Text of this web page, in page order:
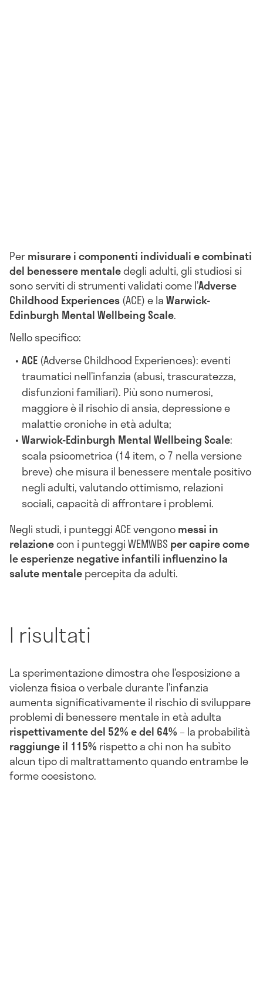
Permisurare i componenti individuali e combinati
del benessere mentaledegli adulti, gli studiosi si
sono serviti di strumenti validati come l’Adverse
Childhood Experiences(ACE) e laWarwick-
Edinburgh Mental Wellbeing Scale.
Nello specifico:
ACE(Adverse Childhood Experiences): eventi
traumatici nell’infanzia (abusi, trascuratezza,
disfunzioni familiari). Più sono numerosi,
maggiore è il rischio di ansia, depressione e
malattie croniche in età adulta;
Warwick-Edinburgh Mental Wellbeing Scale:
scala psicometrica (14 item, o 7 nella versione
breve) che misura il benessere mentale positivo
negli adulti, valutando ottimismo, relazioni
sociali, capacità di affrontare i problemi.
Negli studi, i punteggi ACE vengonomessi in
relazionecon i punteggi WEMWBS per capire come
le esperienze negative infantili influenzino la
salute mentalepercepita da adulti.
I risultati
La sperimentazione dimostra che l’esposizione a
violenza fisica o verbale durante l’infanzia
aumenta significativamente il rischio di sviluppare
problemi di benessere mentale in età adulta
rispettivamente del 52% e del 64% – la probabilità
raggiunge il 115% rispetto a chi non ha subìto
alcun tipo di maltrattamento quando entrambe le
forme coesistono.